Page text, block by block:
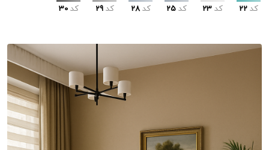
کد 22 کد 23 کد 25 کد 28 کد 29 کد 30